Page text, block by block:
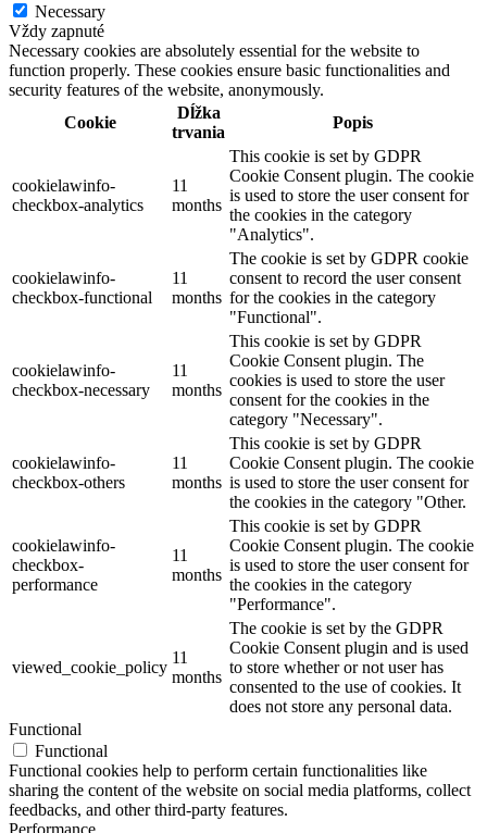
Necessary
Vždy zapnuté
Necessary cookies are absolutely essential for the website to
function properly. These cookies ensure basic functionalities and
security features of the website, anonymously.
Cookie
Dĺžka
trvania
Popis
cookielawinfo-
checkbox-analytics
11
months
This cookie is set by GDPR
Cookie Consent plugin. The cookie
is used to store the user consent for
the cookies in the category
"Analytics".
cookielawinfo-
checkbox-functional
11
months
The cookie is set by GDPR cookie
consent to record the user consent
for the cookies in the category
"Functional".
cookielawinfo-
checkbox-necessary
11
months
This cookie is set by GDPR
Cookie Consent plugin. The
cookies is used to store the user
consent for the cookies in the
category "Necessary".
cookielawinfo-
checkbox-others
11
months
This cookie is set by GDPR
Cookie Consent plugin. The cookie
is used to store the user consent for
the cookies in the category "Other.
cookielawinfo-
checkbox-
performance
11
months
This cookie is set by GDPR
Cookie Consent plugin. The cookie
is used to store the user consent for
the cookies in the category
"Performance".
viewed_cookie_policy
11
months
The cookie is set by the GDPR
Cookie Consent plugin and is used
to store whether or not user has
consented to the use of cookies. It
does not store any personal data.
Functional
Functional
Functional cookies help to perform certain functionalities like
sharing the content of the website on social media platforms, collect
feedbacks, and other third-party features.
Performance